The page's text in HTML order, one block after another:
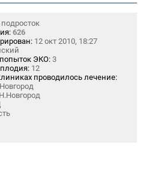
626
12 окт 2010, 18:27
ЭКО: 3
12
проводилось лечение: